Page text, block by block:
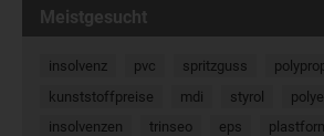
Meistgesucht
insolvenz pvc spritzguss
kunststoffpreise
mdi styrol
insolvenzen
trinseo eps